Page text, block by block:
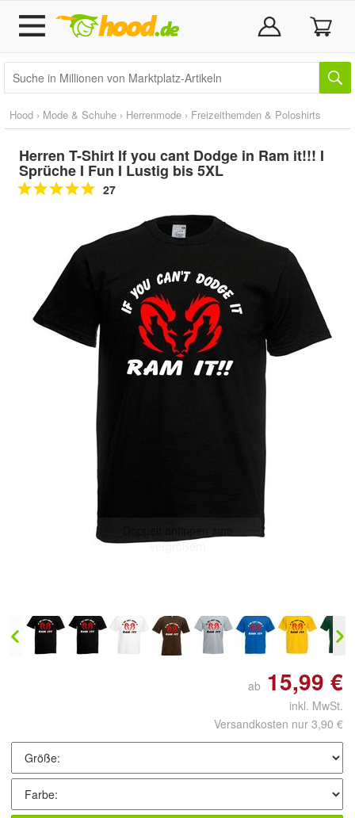
Hood › Mode & Schuhe › Herrenmode › Freizeithemden & Poloshirts
Herren T-Shirt If you cant Dodge in Ram it!!! I
Sprüche I Fun I Lustig bis 5XL
27
vergrößern
ab 15,99 €
inkl. MwSt.
Versandkosten nur 3,90 €